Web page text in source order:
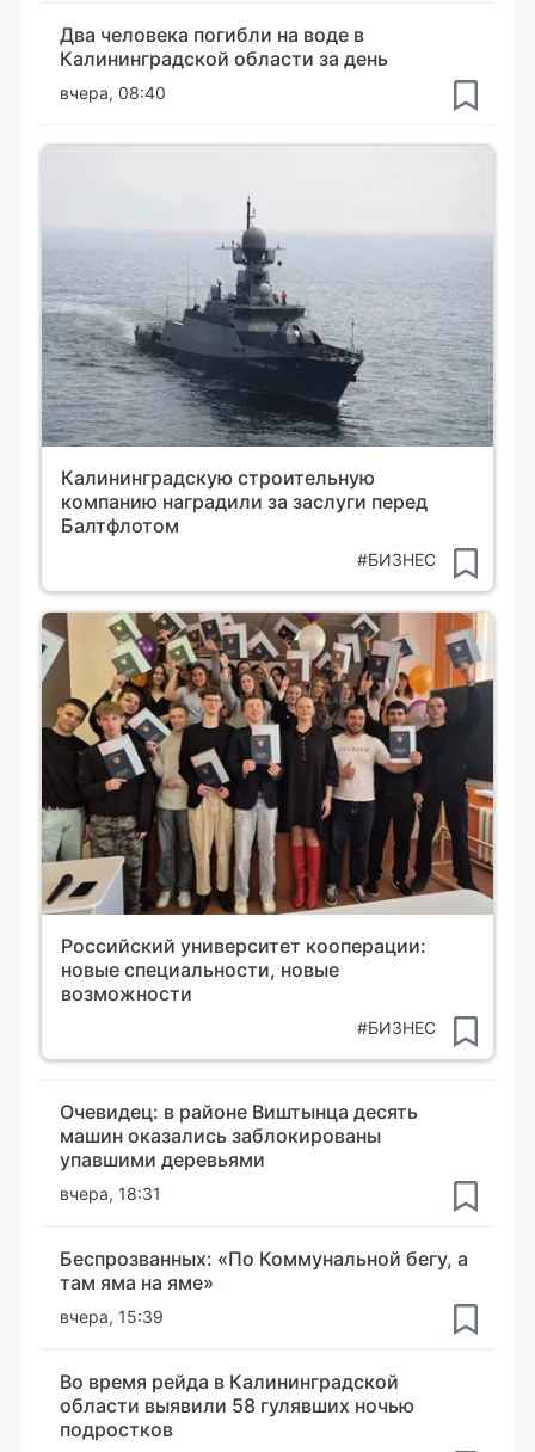
Два человека погибли на воде в
Калининградской области за день
вчера, 08:40
Калининградскую строительную
компанию наградили за заслуги перед
Балтфлотом
#БИЗНЕС
Российский университет кооперации:
новые специальности, новые
возможности
#БИЗНЕС
Очевидец: в районе Виштынца десять
машин оказались заблокированы
упавшими деревьями
вчера, 18:31
Беспрозванных: «По Коммунальной бегу, а
там яма на яме»
вчера, 15:39
Во время рейда в Калининградской
области выявили 58 гулявших ночью
подростков